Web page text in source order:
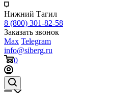
Нижний Тагил
8 (800) 301-82-58
Заказать звонок
Max Telegram
info@siberg.ru
0